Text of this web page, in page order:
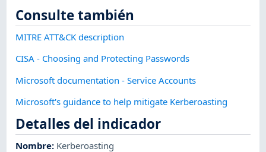
Consulte también
MITRE ATT&CK description
CISA - Choosing and Protecting Passwords
Microsoft documentation - Service Accounts
Microsoft's guidance to help mitigate Kerberoasting
Detalles del indicador
Nombre: Kerberoasting